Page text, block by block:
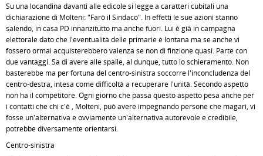
Su una locandina davanti alle edicole si legge a caratteri cubitali una
dichiarazione di Molteni: "Farò il Sindaco". In effetti le sue azioni stanno
salendo, in casa PD innanzitutto ma anche fuori. Lui è già in campagna
elettorale dato che l'eventualità delle primarie è lontana ma se anche vi
fossero ormai acquisterebbero valenza se non di finzione quasi. Parte con
due vantaggi. Sa di avere alle spalle, al dunque, tutto lo schieramento. Non
basterebbe ma per fortuna del centro-sinistra soccorre l'inconcludenza del
centro-destra, intesa come difficoltà a recuperare l'unità. Secondo aspetto
non ha il competitore. Ogni giorno che passa questo aspetto pesa anche per
i contatti che chi c'è , Molteni, può avere impegnando persone che magari, vi
fosse un'alternativa e ovviamente un'alternativa autorevole e credibile,
potrebbe diversamente orientarsi.
Centro-sinistra